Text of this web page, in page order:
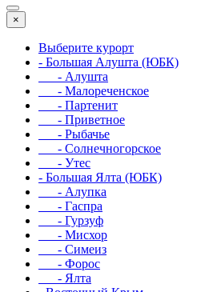
×
Выберите курорт
- Большая Алушта (ЮБК)
- Алушта
- Малореченское
- Партенит
- Приветное
- Рыбачье
- Солнечногорское
- Утес
- Большая Ялта (ЮБК)
- Алупка
- Гаспра
- Гурзуф
- Мисхор
- Симеиз
- Форос
- Ялта